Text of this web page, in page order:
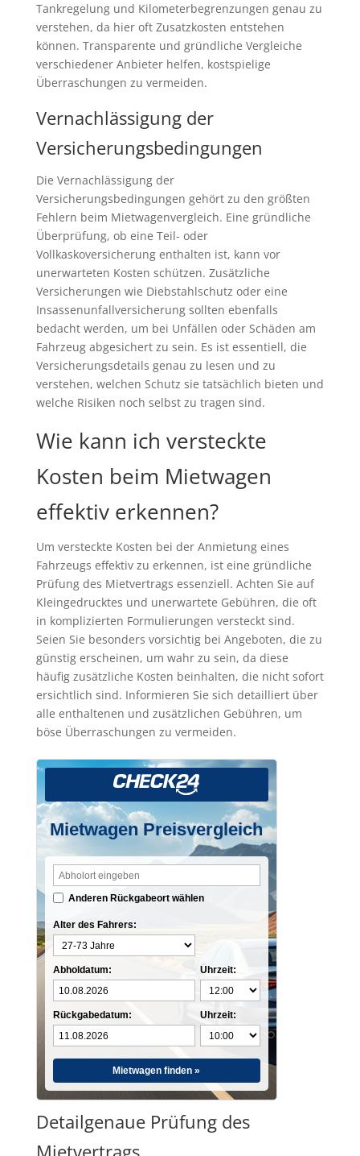
Tankregelung und Kilometerbegrenzungen genau zu
verstehen, da hier oft Zusatzkosten entstehen
können. Transparente und gründliche Vergleiche
verschiedener Anbieter helfen, kostspielige
Überraschungen zu vermeiden.
Vernachlässigung der
Versicherungsbedingungen
Die Vernachlässigung der
Versicherungsbedingungen gehört zu den größten
Fehlern beim Mietwagenvergleich. Eine gründliche
Überprüfung, ob eine Teil- oder
Vollkaskoversicherung enthalten ist, kann vor
unerwarteten Kosten schützen. Zusätzliche
Versicherungen wie Diebstahlschutz oder eine
Insassenunfallversicherung sollten ebenfalls
bedacht werden, um bei Unfällen oder Schäden am
Fahrzeug abgesichert zu sein. Es ist essentiell, die
Versicherungsdetails genau zu lesen und zu
verstehen, welchen Schutz sie tatsächlich bieten und
welche Risiken noch selbst zu tragen sind.
Wie kann ich versteckte
Kosten beim Mietwagen
effektiv erkennen?
Um versteckte Kosten bei der Anmietung eines
Fahrzeugs effektiv zu erkennen, ist eine gründliche
Prüfung des Mietvertrags essenziell. Achten Sie auf
Kleingedrucktes und unerwartete Gebühren, die oft
in komplizierten Formulierungen versteckt sind.
Seien Sie besonders vorsichtig bei Angeboten, die zu
günstig erscheinen, um wahr zu sein, da diese
häufig zusätzliche Kosten beinhalten, die nicht sofort
ersichtlich sind. Informieren Sie sich detailliert über
alle enthaltenen und zusätzlichen Gebühren, um
böse Überraschungen zu vermeiden.
Mietwagen Preisvergleich
Anderen Rückgabeort wählen
Alter des Fahrers:
Abholdatum:
Rückgabedatum:
Uhrzeit:
Uhrzeit:
Mietwagen finden »
Detailgenaue Prüfung des